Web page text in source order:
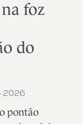
foz
do
2026
pontão